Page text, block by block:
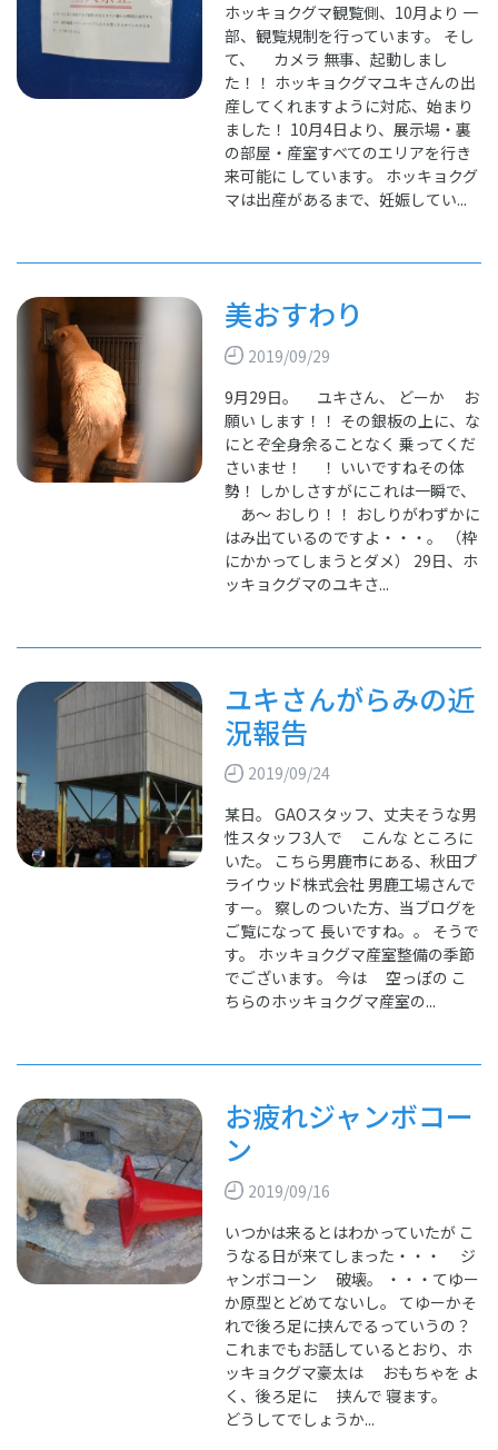
ホッキョクグマ観覧側、10月より 一
部、観覧規制を行っています。 そし
て、 カメラ 無事、起動しまし
た！！ ホッキョクグマユキさんの出
産してくれますように対応、始まり
ました！ 10月4日より、展示場・裏
の部屋・産室すべてのエリアを行き
来可能に しています。 ホッキョクグ
マは出産があるまで、妊娠してい...
美おすわり
2019/09/29
9月29日。 ユキさん、 どーか お
願い します！！ その銀板の上に、な
にとぞ全身余ることなく 乗ってくだ
さいませ！ ！ いいですねその体
勢！ しかしさすがにこれは一瞬で、
あ～ おしり！！ おしりがわずかに
はみ出ているのですよ・・・。 （枠
にかかってしまうとダメ） 29日、ホ
ッキョクグマのユキさ...
ユキさんがらみの近
況報告
2019/09/24
某日。 GAOスタッフ、丈夫そうな男
性スタッフ3人で こんな ところに
いた。 こちら男鹿市にある、秋田プ
ライウッド株式会社 男鹿工場さんで
すー。 察しのついた方、当ブログを
ご覧になって 長いですね。。 そうで
す。 ホッキョクグマ産室整備の季節
でございます。 今は 空っぽの こ
ちらのホッキョクグマ産室の...
お疲れジャンボコー
ン
2019/09/16
いつかは来るとはわかっていたが こ
うなる日が来てしまった・・・ ジ
ャンボコーン 破壊。 ・・・てゆー
か原型とどめてないし。 てゆーかそ
れで後ろ足に挟んでるっていうの？
これまでもお話しているとおり、ホ
ッキョクグマ豪太は おもちゃを よ
く、後ろ足に 挟んで 寝ます。
どうしてでしょうか...